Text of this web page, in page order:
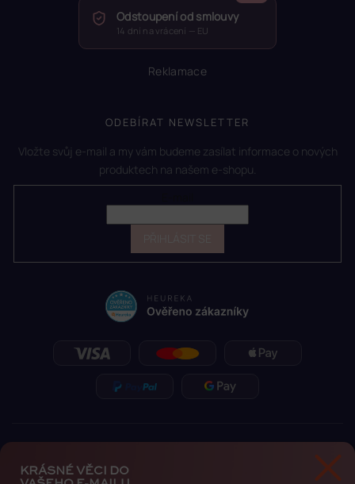
Odstoupení od smlouvy
14 dní na vrácení — EU
Reklamace
ODEBÍRAT NEWSLETTER
Vložte svůj e-mail a my vám budeme zasílat informace o nových
produktech na našem e-shopu.
KRÁSNÉ VĚCI DO